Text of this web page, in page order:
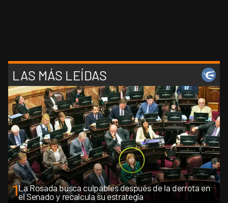
LAS MÁS LEÍDAS
1La Rosada busca culpables después de la derrota en
el Senado y recalcula su estrategia